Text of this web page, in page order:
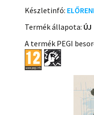
Készletinfó:
Termék állapota: ÚJ
A termék PEGI